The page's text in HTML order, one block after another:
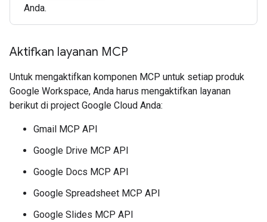
Anda.
Aktifkan layanan MCP
Untuk mengaktifkan komponen MCP untuk setiap produk
Google Workspace, Anda harus mengaktifkan layanan
berikut di project Google Cloud Anda:
Gmail MCP API
Google Drive MCP API
Google Docs MCP API
Google Spreadsheet MCP API
Google Slides MCP API